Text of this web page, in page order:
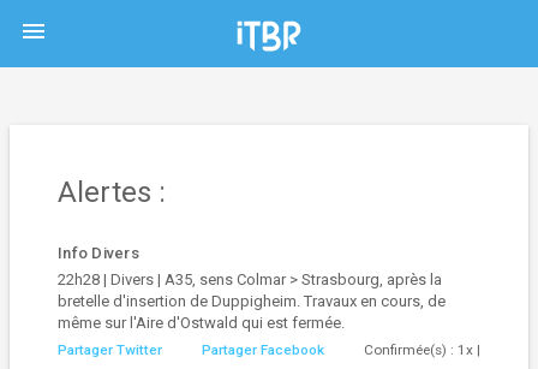
menu
Alertes :
Info Divers
22h28 | Divers | A35, sens Colmar > Strasbourg, après la
bretelle d'insertion de Duppigheim. Travaux en cours, de
même sur l'Aire d'Ostwald qui est fermée.
Partager Twitter Partager Facebook
Confirmée(s) : 1x |